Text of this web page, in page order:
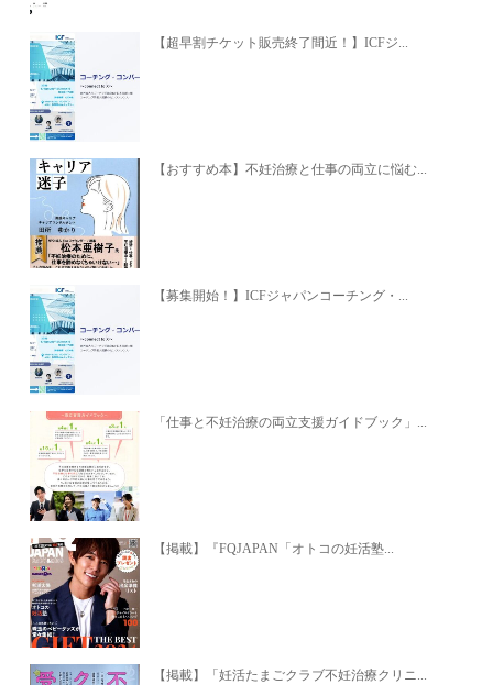
【超早割チケット販売終了間近！】ICFジ...
【おすすめ本】不妊治療と仕事の両立に悩む...
【募集開始！】ICFジャパンコーチング・...
「仕事と不妊治療の両立支援ガイドブック」...
【掲載】『FQJAPAN「オトコの妊活塾...
【掲載】「妊活たまごクラブ不妊治療クリニ...